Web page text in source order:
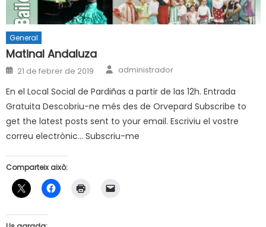
General
Matinal Andaluza
Posted
on
21 de febrer de 2019 Author
administrador
En el Local Social de Pardiñas a partir de las 12h. Entrada
Gratuita Descobriu-ne més des de Orvepard Subscribe to
get the latest posts sent to your email. Escriviu el vostre
correu electrònic… Subscriu-me
Comparteix això: